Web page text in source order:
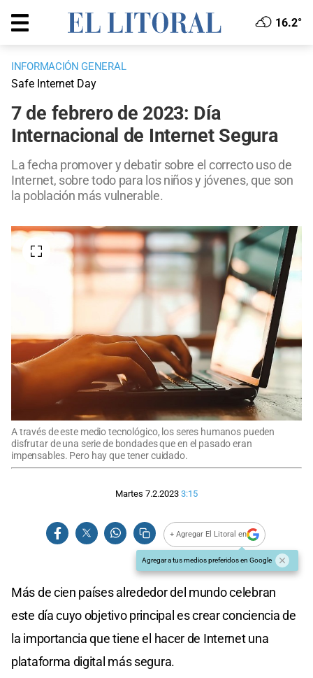
16.2°
INFORMACIÓN GENERAL
Safe Internet Day
7 de febrero de 2023: Día
Internacional de Internet Segura
La fecha promover y debatir sobre el correcto uso de
Internet, sobre todo para los niños y jóvenes, que son
la población más vulnerable.
A través de este medio tecnológico, los seres humanos pueden
disfrutar de una serie de bondades que en el pasado eran
impensables. Pero hay que tener cuidado.
Martes 7.2.2023 3:15
+ Agregar El Litoral en
Agregar a tus medios preferidos en Google
Más de cien países alrededor del mundo celebran
este día cuyo objetivo principal es crear conciencia de
la importancia que tiene el hacer de Internet una
plataforma digital más segura.